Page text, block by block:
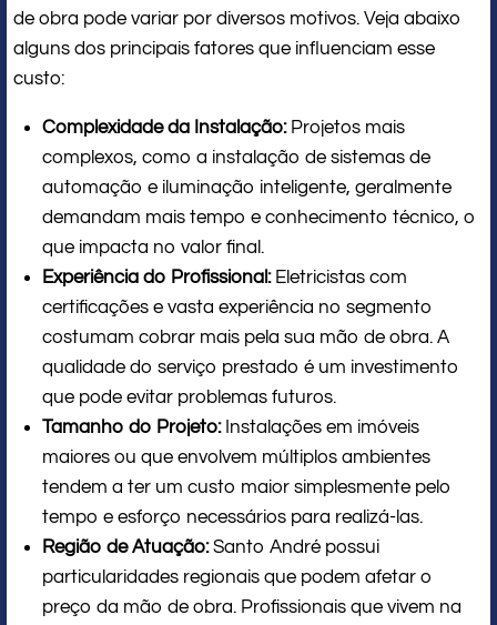
de obra pode variar por diversos motivos. Veja abaixo
alguns dos principais fatores que influenciam esse
custo:
Complexidade da Instalação:Projetos mais
complexos, como a instalação de sistemas de
automação e iluminação inteligente, geralmente
demandam mais tempo e conhecimento técnico, o
que impacta no valor final.
Experiência do Profissional:Eletricistas com
certificações e vasta experiência no segmento
costumam cobrar mais pela sua mão de obra. A
qualidade do serviço prestado é um investimento
que pode evitar problemas futuros.
Tamanho do Projeto:Instalações em imóveis
maiores ou que envolvem múltiplos ambientes
tendem a ter um custo maior simplesmente pelo
tempo e esforço necessários para realizá-las.
Região de Atuação:Santo André possui
particularidades regionais que podem afetar o
preço da mão de obra. Profissionais que vivem na